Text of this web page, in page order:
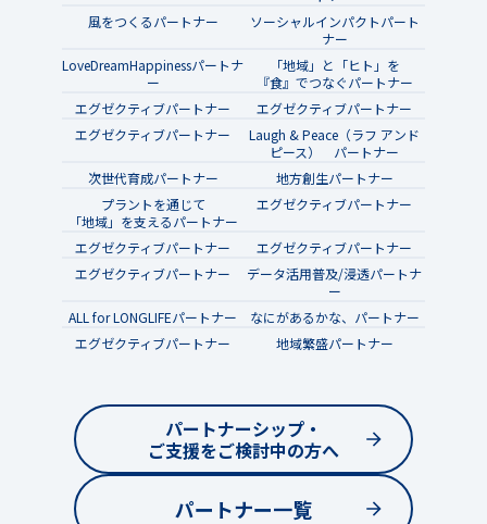
風をつくるパートナー
ソーシャルインパクトパート
ナー
LoveDreamHappinessパートナ
ー
「地域」と「ヒト」を
『食』でつなぐパートナー
エグゼクティブパートナー
エグゼクティブパートナー
エグゼクティブパートナー
Laugh & Peace（ラフ アンド
ピース） パートナー
次世代育成パートナー
地方創生パートナー
プラントを通じて
「地域」を支えるパートナー
エグゼクティブパートナー
エグゼクティブパートナー
エグゼクティブパートナー
エグゼクティブパートナー
データ活用普及/浸透パートナ
ー
ALL for LONGLIFEパートナー
なにがあるかな、パートナー
エグゼクティブパートナー
地域繁盛パートナー
パートナーシップ・
ご支援をご検討中の方へ
パートナー一覧